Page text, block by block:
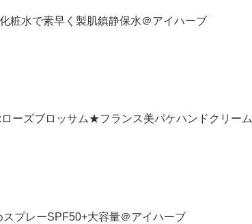
粧水で素早く製肌鎮静保水＠アイハーブ
ーズブロッサム★フランス美パケハンドクリーム
プレーSPF50+大容量＠アイハーブ